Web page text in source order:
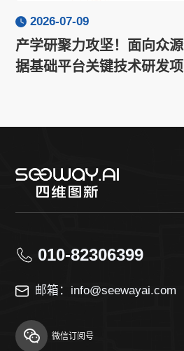
2026-07-09
产学研聚力攻坚！面向众
据基础平台关键技术研发
010-82306399
邮箱：info@seewayai.com
微信订阅号